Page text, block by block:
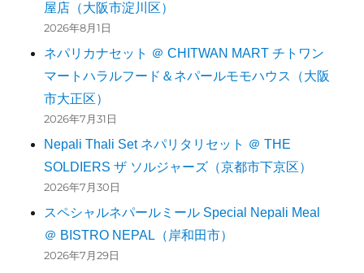
屋店（大阪市淀川区）
2026年8月1日
ネパリカナセット ＠ CHITWAN MART チトワン
マートハラルフード＆ネパールモモハウス（大阪
市大正区）
2026年7月31日
Nepali Thali Set ネパリタリセット ＠ THE
SOLDIERS ザ ソルジャーズ（京都市下京区）
2026年7月30日
スペシャルネパールミール Special Nepali Meal
＠ BISTRO NEPAL（岸和田市）
2026年7月29日